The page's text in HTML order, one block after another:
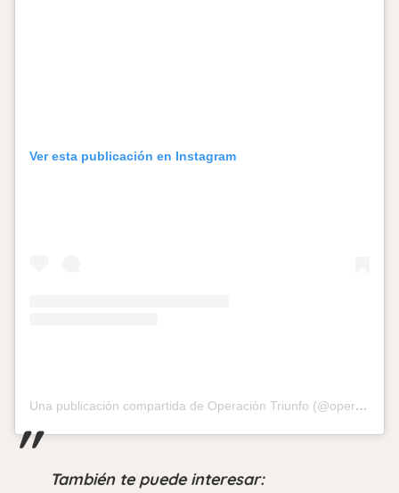
Ver esta publicación en Instagram
Una publicación compartida de Operación Triunfo (@operaciontriunfo)
También te puede interesar: